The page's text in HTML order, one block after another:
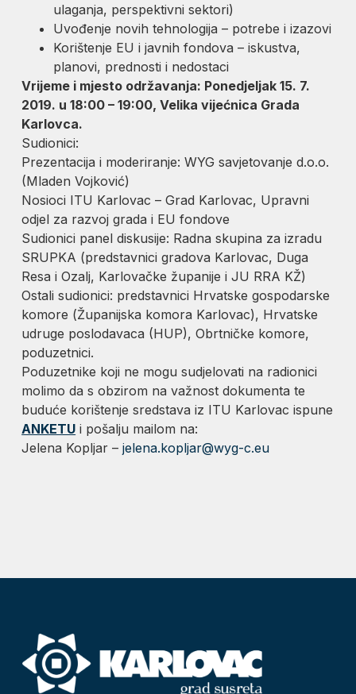
ulaganja, perspektivni sektori)
Uvođenje novih tehnologija – potrebe i izazovi
Korištenje EU i javnih fondova – iskustva,
planovi, prednosti i nedostaci
Vrijeme i mjesto održavanja: Ponedjeljak 15. 7.
2019. u 18:00 – 19:00, Velika vijećnica Grada
Karlovca.
Sudionici:
Prezentacija i moderiranje: WYG savjetovanje d.o.o.
(Mladen Vojković)
Nosioci ITU Karlovac – Grad Karlovac, Upravni
odjel za razvoj grada i EU fondove
Sudionici panel diskusije: Radna skupina za izradu
SRUPKA (predstavnici gradova Karlovac, Duga
Resa i Ozalj, Karlovačke županije i JU RRA KŽ)
Ostali sudionici: predstavnici Hrvatske gospodarske
komore (Županijska komora Karlovac), Hrvatske
udruge poslodavaca (HUP), Obrtničke komore,
poduzetnici.
Poduzetnike koji ne mogu sudjelovati na radionici
molimo da s obzirom na važnost dokumenta te
buduće korištenje sredstava iz ITU Karlovac ispune
ANKETU i pošalju mailom na:
Jelena Kopljar –jelena.kopljar@wyg-c.eu